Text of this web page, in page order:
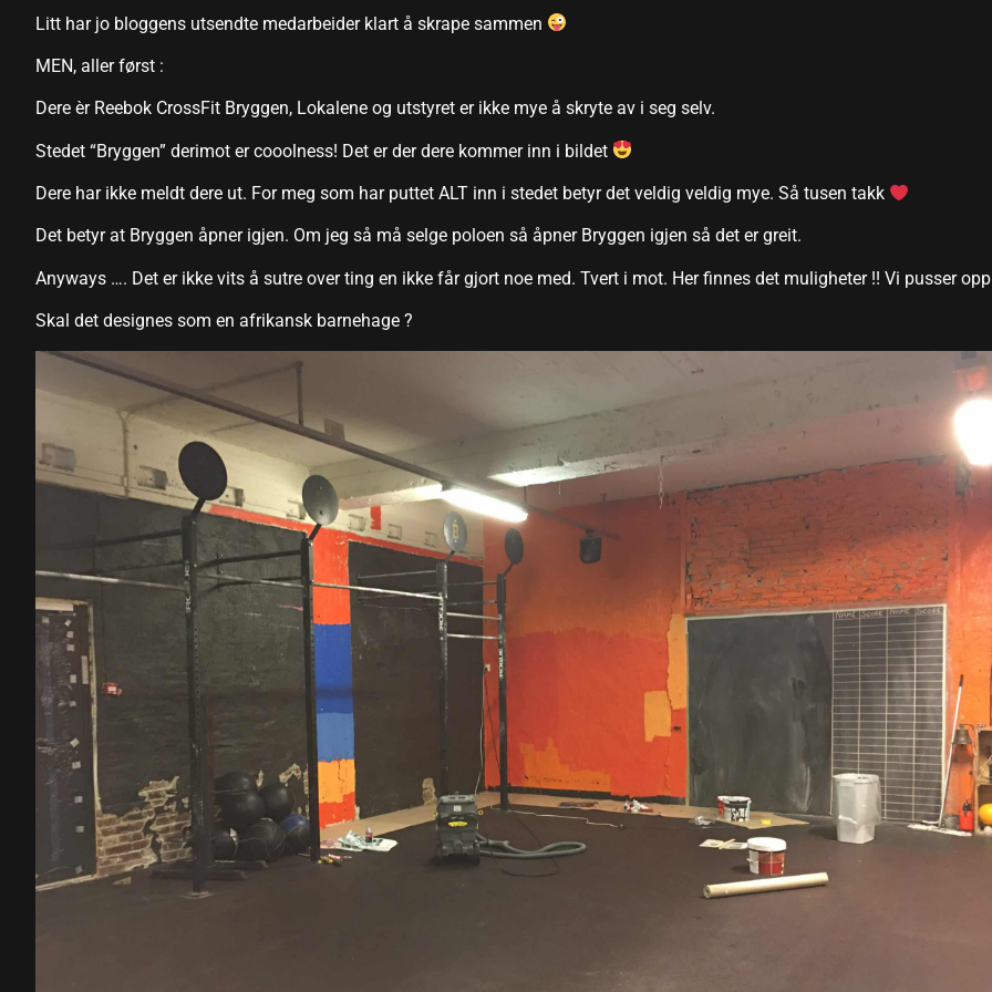
Litt har jo bloggens utsendte medarbeider klart å skrape sammen
MEN, aller først :
Dere èr Reebok CrossFit Bryggen, Lokalene og utstyret er ikke mye å skryte av i seg selv.
Stedet “Bryggen” derimot er cooolness! Det er der dere kommer inn i bildet
Dere har ikke meldt dere ut. For meg som har puttet ALT inn i stedet betyr det veldig veldig mye. Så tusen takk
Det betyr at Bryggen åpner igjen. Om jeg så må selge poloen så åpner Bryggen igjen så det er greit.
Anyways …. Det er ikke vits å sutre over ting en ikke får gjort noe med. Tvert i mot. Her finnes det muligheter !! Vi pusser
Skal det designes som en afrikansk barnehage ?